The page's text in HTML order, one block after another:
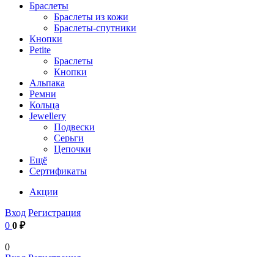
Браслеты
Браслеты из кожи
Браслеты-спутники
Кнопки
Petite
Браслеты
Кнопки
Альпака
Ремни
Кольца
Jewellery
Подвески
Серьги
Цепочки
Ещё
Сертификаты
Акции
Вход Регистрация
0 0 ₽
0